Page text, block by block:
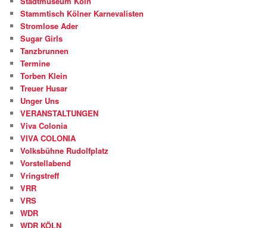
Stammtisch Kölner Karnevalisten
Stromlose Ader
Sugar Girls
Tanzbrunnen
Termine
Torben Klein
Treuer Husar
Unger Uns
VERANSTALTUNGEN
Viva Colonia
VIVA COLONIA
Volksbühne Rudolfplatz
Vorstellabend
Vringstreff
VRR
VRS
WDR
WDR KÖLN